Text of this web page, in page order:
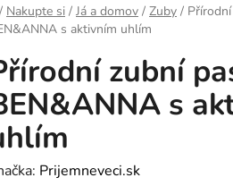
Domů
/ Nakupte si / Já a domov / Zuby /
s aktivním uhlím
zubní
s
Prijemneveci.sk